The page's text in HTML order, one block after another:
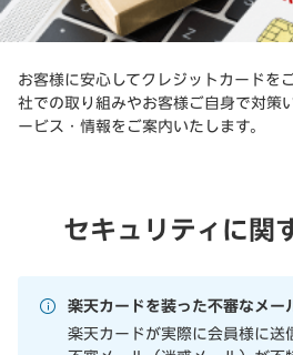
お客様に安心してクレジットカードを
社での取り組みやお客様ご自身で対策
ービス・情報をご案内いたします。
セキュリティに関
楽天カードを装った不審なメー
楽天カードが実際に会員様に送